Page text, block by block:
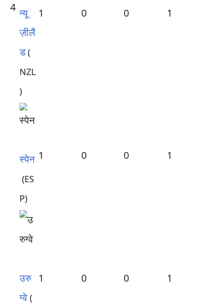
4 न्यू
ज़ीलैं
ड (
NZL
)
1 0 0 1
स्पेन
(ES
P)
1 0 0 1
उरु
ग्वे (
1 0 0 1